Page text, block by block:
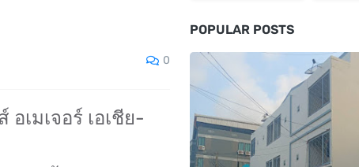
0
เมเจอร์ เอเชีย-
POPULAR POSTS